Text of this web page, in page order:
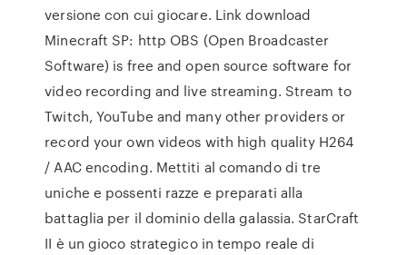
versione con cui giocare. Link download
Minecraft SP: http OBS (Open Broadcaster
Software) is free and open source software for
video recording and live streaming. Stream to
Twitch, YouTube and many other providers or
record your own videos with high quality H264
/ AAC encoding. Mettiti al comando di tre
uniche e possenti razze e preparati alla
battaglia per il dominio della galassia. StarCraft
II è un gioco strategico in tempo reale di